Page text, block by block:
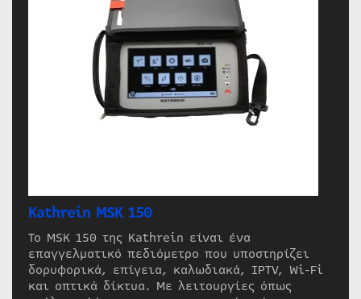
Kathrein MSK 150
Το MSK 150 της Kathrein είναι ένα
επαγγελματικό πεδιόμετρο που υποστηρίζει
δορυφορικά, επίγεια, καλωδιακά, IPTV, Wi-Fi
και οπτικά δίκτυα. Με λειτουργίες όπως